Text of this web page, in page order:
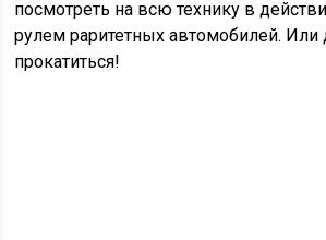
посмотреть на всю технику в
рулем раритетных автомобилей. Или
прокатиться!